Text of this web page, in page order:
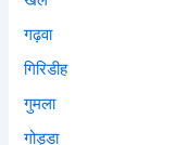
गढ़वा
गिरिडीह
गुमला
गोड्डा